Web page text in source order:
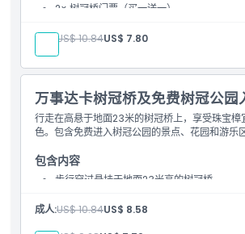
2× 树冠桥门票（买一送一）
有效，选择1名成人即可获得2次入场资格
成人: US$ 10.84US$ 7.80
万事达卡树冠桥及免费树冠公园
行走在高悬于地面23米的树冠桥上，享受珠宝樟
色。包含免费进入树冠公园的景点、花园和游乐区
包含内容
步行穿过悬挂于地面23米高的树冠桥
成人:US$ 10.84US$ 8.58